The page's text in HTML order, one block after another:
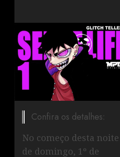
Confira os detalhes:
No começo desta noite
de domingo, 1º de